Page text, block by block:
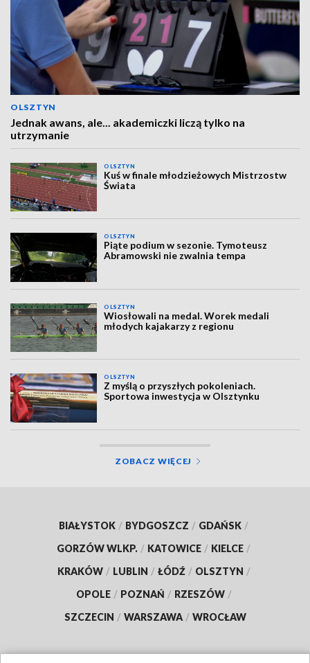
OLSZTYN
Jednak awans, ale... akademiczki liczą tylko na
utrzymanie
OLSZTYN
Kuś w finale młodzieżowych Mistrzostw
Świata
OLSZTYN
Piąte podium w sezonie. Tymoteusz
Abramowski nie zwalnia tempa
OLSZTYN
Wiosłowali na medal. Worek medali
młodych kajakarzy z regionu
OLSZTYN
Z myślą o przyszłych pokoleniach.
Sportowa inwestycja w Olsztynku
ZOBACZ WIĘCEJ
BIAŁYSTOK / BYDGOSZCZ / GDAŃSK /
GORZÓW WLKP. / KATOWICE / KIELCE /
KRAKÓW / LUBLIN / ŁÓDŹ / OLSZTYN /
OPOLE / POZNAŃ / RZESZÓW /
SZCZECIN / WARSZAWA / WROCŁAW